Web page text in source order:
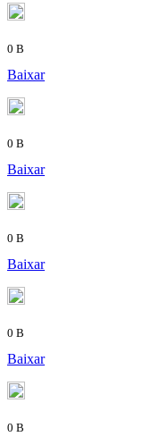
0 B
Baixar
0 B
Baixar
0 B
Baixar
0 B
Baixar
0 B